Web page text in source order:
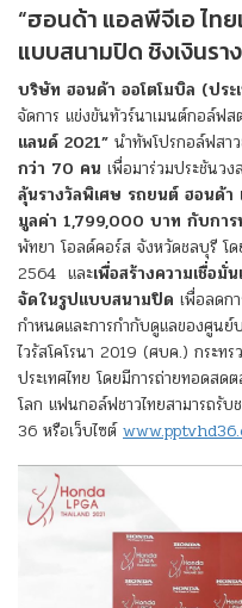
“ฮอนด้า แอลพีจีเอ ไท
แบบสนามปิด ชิงเงินรา
บริษัท ฮอนด้า ออโตโมบิล (ประ
จัดการ แข่งขันทัวร์นาเมนต์กอล์ฟส
แลนด์ 2021” นำทัพโปรกอล์ฟสา
กว่า 70 คน เพื่อมาร่วมประชันวง
ลุ้นรางวัลพิเศษ รถยนต์ ฮอนด้
มูลค่า 1,799,000 บาท กับการ
พัทยา โอลด์คอร์ส จังหวัดชลบุรี โ
2564 และเพื่อสร้างความเชื่อมั่
จัดในรูปแบบสนามปิด เพื่อลดก
กำหนดและการกำกับดูแลของศูนย์
ไวรัสโคโรนา 2019 (ศบค.) กระท
ประเทศไทย โดยมีการถ่ายทอดสด
โลก แฟนกอล์ฟชาวไทยสามารถรั
36 หรือเว็บไซต์